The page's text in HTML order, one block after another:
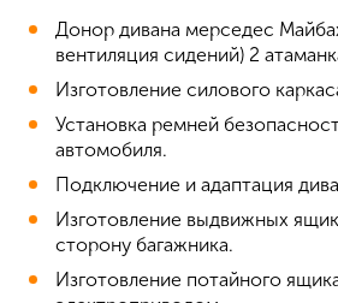
Донор дивана мерседес
вентиляция сидений) 2
Изготовление силового
Установка ремней
автомобиля.
Подключение и адаптация
Изготовление выдвижных
сторону багажника.
Изготовление потайного